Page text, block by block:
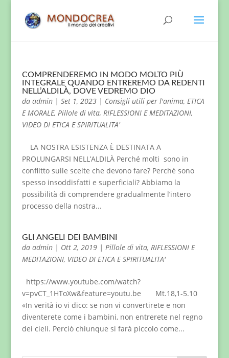
COMPRENDEREMO IN MODO MOLTO PIÙ
INTEGRALE QUANDO ENTREREMO DA REDENTI
NELL’ALDILÀ, DOVE VEDREMO DIO
da admin| Set 1, 2023| Consigli utili per l'anima, ETICA
E MORALE, Pillole di vita, RIFLESSIONI E MEDITAZIONI,
VIDEO DI ETICA E SPIRITUALITA'
LA NOSTRA ESISTENZA È DESTINATA A
PROLUNGARSI NELL’ALDILÀ Perché molti sono in
conflitto sulle scelte che devono fare? Perché sono
spesso insoddisfatti e superficiali? Abbiamo la
possibilità di comprendere gradualmente l’intero
processo della nostra...
GLI ANGELI DEI BAMBINI
da admin| Ott 2, 2019| Pillole di vita, RIFLESSIONI E
MEDITAZIONI, VIDEO DI ETICA E SPIRITUALITA'
https://www.youtube.com/watch?
v=pvCT_1HToXw&feature=youtu.be Mt.18,1-5.10
«In verità io vi dico: se non vi convertirete e non
diventerete come i bambini, non entrerete nel regno
dei cieli. Perciò chiunque si farà piccolo come...